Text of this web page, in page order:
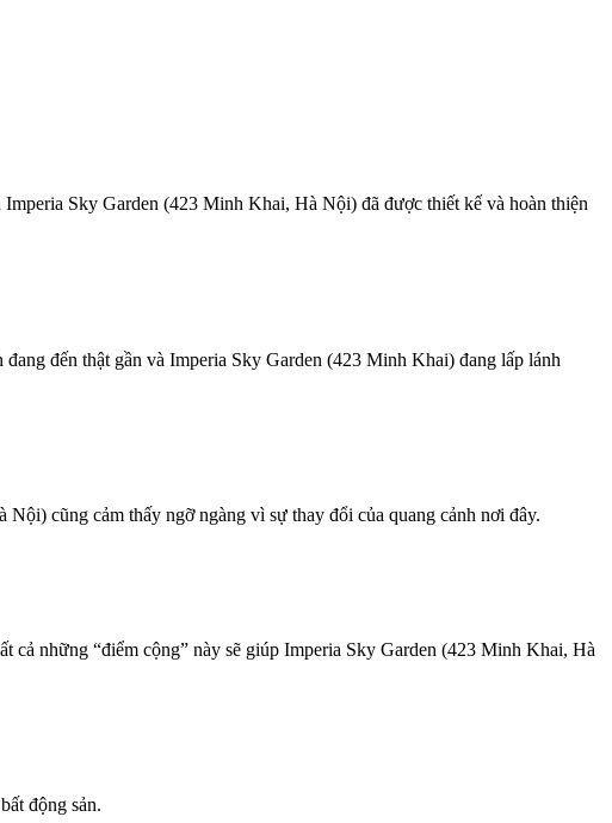
Sky Garden (423 Minh Khai, Hà Nội) đã được thiết kế và hoàn thiện
đến thật gần và Imperia Sky Garden (423 Minh Khai) đang lấp lánh
cũng cảm thấy ngỡ ngàng vì sự thay đổi của quang cảnh nơi đây.
những “điểm cộng” này sẽ giúp Imperia Sky Garden (423 Minh Khai, Hà
động sản.